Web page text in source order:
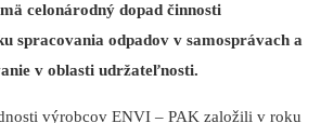
celonárodný dopad činnosti
spracovania odpadov v samosprávach a
v oblasti udržateľnosti.
výrobcov ENVI – PAK založili v roku